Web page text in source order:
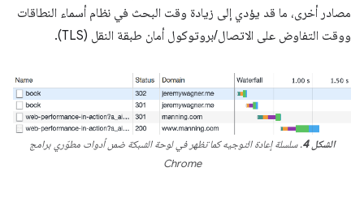
مصادر أخرى، ما قد يؤدي إلى زيادة وقت البحث في نظام أسماء النطاقات
ووقت التفاوض على الاتصال/بروتوكول أمان طبقة النقل (TLS).
الشكل 4 . سلسلة إعادة التوجيه كما تظهر في لوحة الشبكة ضمن أدوات مطوّري برامج
Chrome